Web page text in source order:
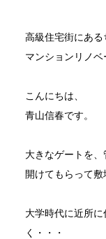
高級住宅街にあ
マンションリノベ
こんにちは、
青山信春です。
大きなゲートを
開けてもらって敷
大学時代に近所
く・・・